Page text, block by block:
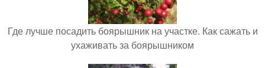
Где лучше посадить боярышник на участке. Как сажать и
ухаживать за боярышником